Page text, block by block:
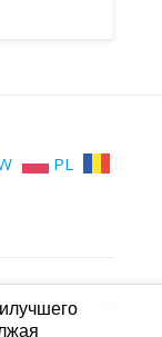
PL
Стена МТМ